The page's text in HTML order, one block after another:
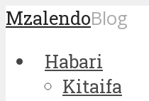
MzalendoBlog
Habari
Kitaifa